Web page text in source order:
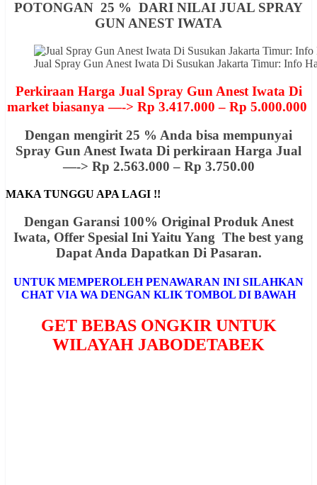
POTONGAN 25 % DARI NILAI JUAL SPRAY
GUN ANEST IWATA
Jual Spray Gun Anest Iwata Di Susukan Jakarta Timur: Info
Perkiraan Harga Jual Spray Gun Anest Iwata Di
market biasanya —-> Rp 3.417.000 – Rp 5.000.000
Dengan mengirit 25 % Anda bisa mempunyai
Spray Gun Anest Iwata Di perkiraan Harga Jual
—-> Rp 2.563.000 – Rp 3.750.00
MAKA TUNGGU APA LAGI !!
Dengan Garansi 100% Original Produk Anest
Iwata, Offer Spesial Ini Yaitu Yang The best yang
Dapat Anda Dapatkan Di Pasaran.
UNTUK MEMPEROLEH PENAWARAN INI SILAHKAN
CHAT VIA WA DENGAN KLIK TOMBOL DI BAWAH
GET BEBAS ONGKIR UNTUK
WILAYAH JABODETABEK